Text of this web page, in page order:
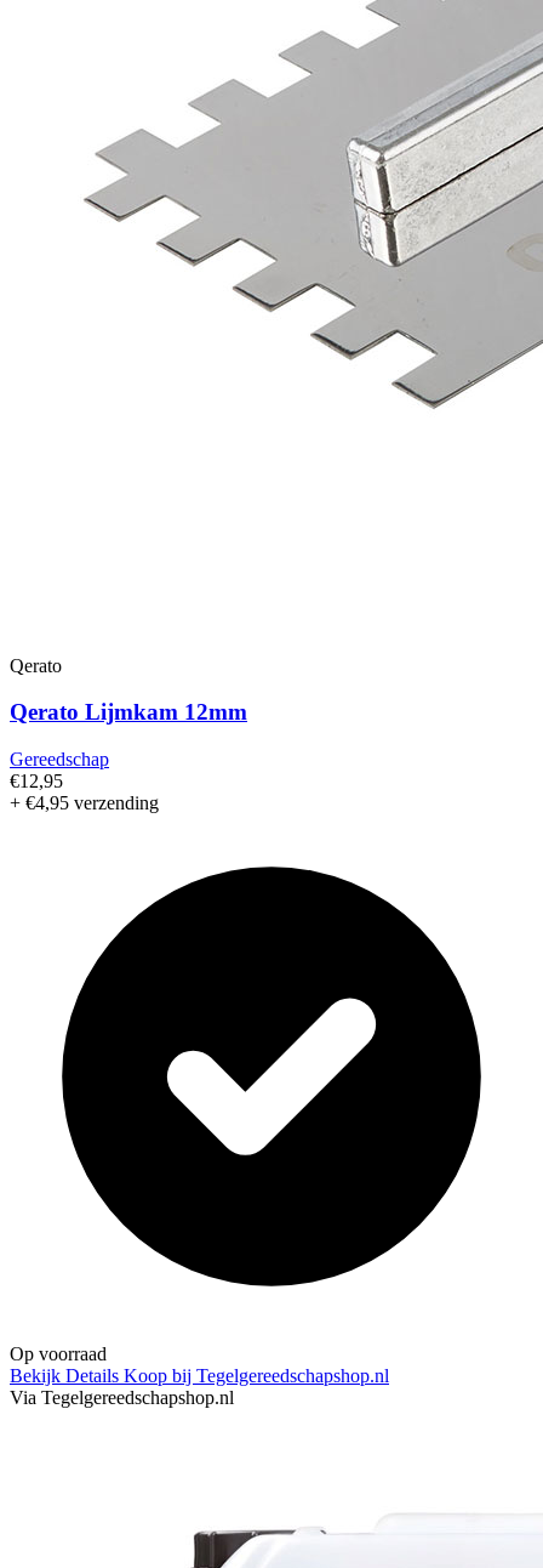
Qerato
Qerato Lijmkam 12mm
Gereedschap
€12,95
+ €4,95 verzending
Op voorraad
Bekijk Details Koop bij Tegelgereedschapshop.nl
Via Tegelgereedschapshop.nl